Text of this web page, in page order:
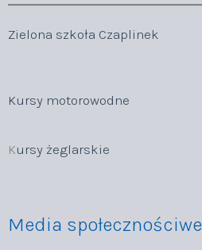
Zielona szkoła Czaplinek
Kursy motorowodne
Kursy żeglarskie
Media społecznościwe